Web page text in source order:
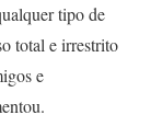
tipo de
total e irrestrito
e